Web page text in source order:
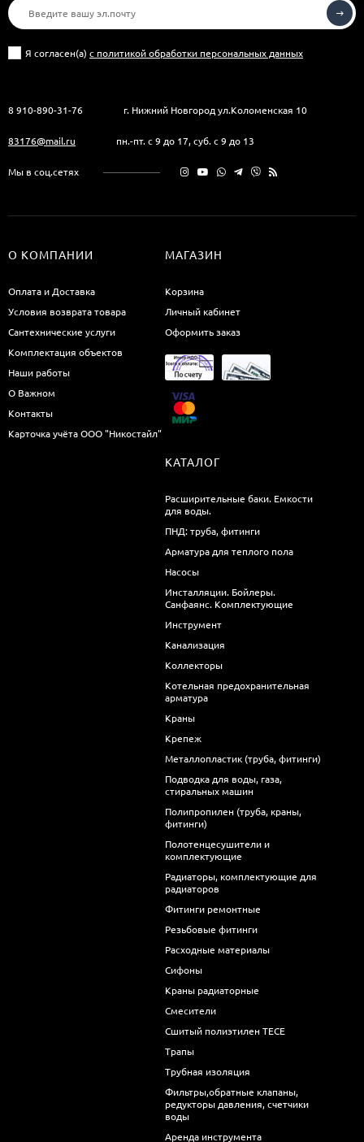
Я согласен(a) с политикой обработки персональных данных
8 910-890-31-76 г. Нижний Новгород ул.Коломенская 10
83176@mail.ru пн.-пт. с 9 до 17, суб. с 9 до 13
Мы в соц.сетях
О КОМПАНИИ
Оплата и Доставка
Условия возврата товара
Сантехнические услуги
Комплектация объектов
Наши работы
О Важном
Контакты
Карточка учёта ООО "Никостайл"
МАГАЗИН
Корзина
Личный кабинет
Оформить заказ
КАТАЛОГ
Расширительные баки. Емкости
для воды.
ПНД: труба, фитинги
Арматура для теплого пола
Насосы
Инсталляции. Бойлеры.
Санфаянс. Комплектующие
Инструмент
Канализация
Коллекторы
Котельная предохранительная
арматура
Краны
Крепеж
Металлопластик (труба, фитинги)
Подводка для воды, газа,
стиральных машин
Полипропилен (труба, краны,
фитинги)
Полотенцесушители и
комплектующие
Радиаторы, комплектующие для
радиаторов
Фитинги ремонтные
Резьбовые фитинги
Расходные материалы
Сифоны
Краны радиаторные
Смесители
Сшитый полиэтилен ТECE
Трапы
Трубная изоляция
Фильтры,обратные клапаны,
редукторы давления, счетчики
воды
Аренда инструмента